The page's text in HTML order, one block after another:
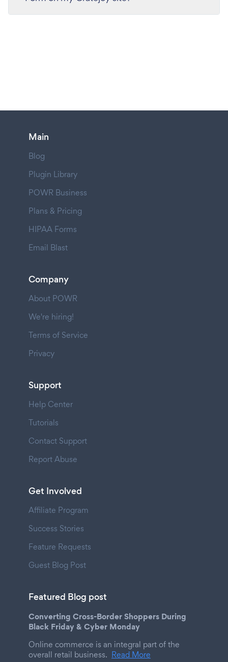
Main
Blog
Plugin Library
POWR Business
Plans & Pricing
HIPAA Forms
Email Blast
Company
About POWR
We're hiring!
Terms of Service
Privacy
Support
Help Center
Tutorials
Contact Support
Report Abuse
Get Involved
Affiliate Program
Success Stories
Feature Requests
Guest Blog Post
Featured Blog post
Converting Cross-Border Shoppers During
Black Friday & Cyber Monday
Online commerce is an integral part of the
overall retail business. Read More